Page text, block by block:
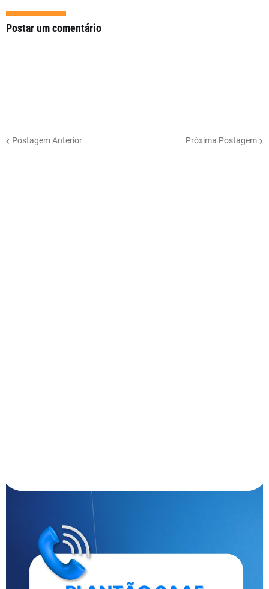
Postar um comentário
Postagem Anterior Próxima Postagem